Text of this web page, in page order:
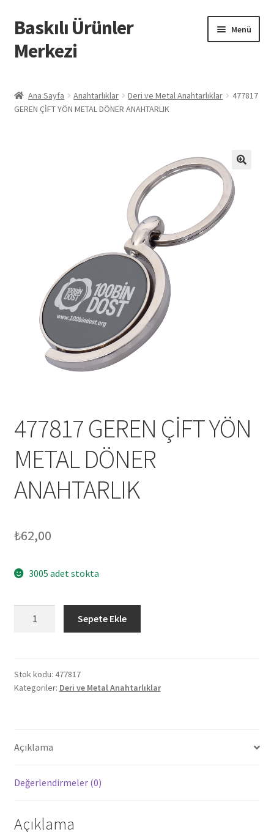
Dolaşıma
geç
İçeriğe
geç
Baskılı Ürünler
Merkezi
Menü
Baskılı Ürünler
Mesafeli Satış Sözleşmesi
Mesafeli Satış Sözleşmesi
Ödeme
Örnek sayfa
Ana Sayfa Anahtarlıklar Deri ve Metal Anahtarlıklar
477817
GEREN ÇİFT YÖN METAL DÖNER ANAHTARLIK
477817 GEREN ÇİFT YÖN
METAL DÖNER
ANAHTARLIK
₺62,00
3005 adet stokta
METAL
DÖNER
Sepete Ekle
Stok kodu: 477817
Kategoriler: Deri ve Metal Anahtarlıklar
Açıklama
Değerlendirmeler (0)
Açıklama